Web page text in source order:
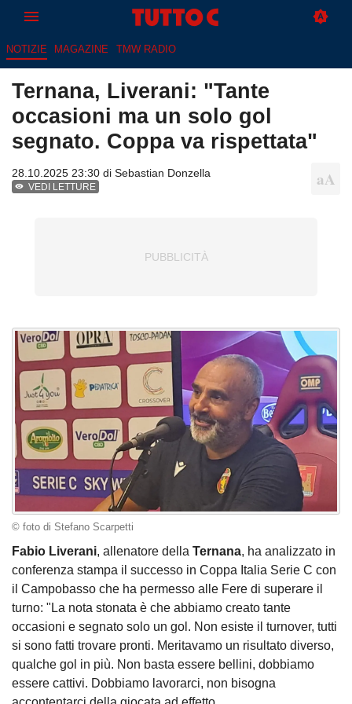
NOTIZIE MAGAZINE TMW RADIO
Ternana, Liverani: "Tante
occasioni ma un solo gol
segnato. Coppa va rispettata"
28.10.2025 23:30 di Sebastian Donzella
VEDI LETTURE
© foto di Stefano Scarpetti
Fabio Liverani, allenatore della Ternana, ha analizzato in
conferenza stampa il successo in Coppa Italia Serie C con
il Campobasso che ha permesso alle Fere di superare il
turno: "La nota stonata è che abbiamo creato tante
occasioni e segnato solo un gol. Non esiste il turnover, tutti
si sono fatti trovare pronti. Meritavamo un risultato diverso,
qualche gol in più. Non basta essere bellini, dobbiamo
essere cattivi. Dobbiamo lavorarci, non bisogna